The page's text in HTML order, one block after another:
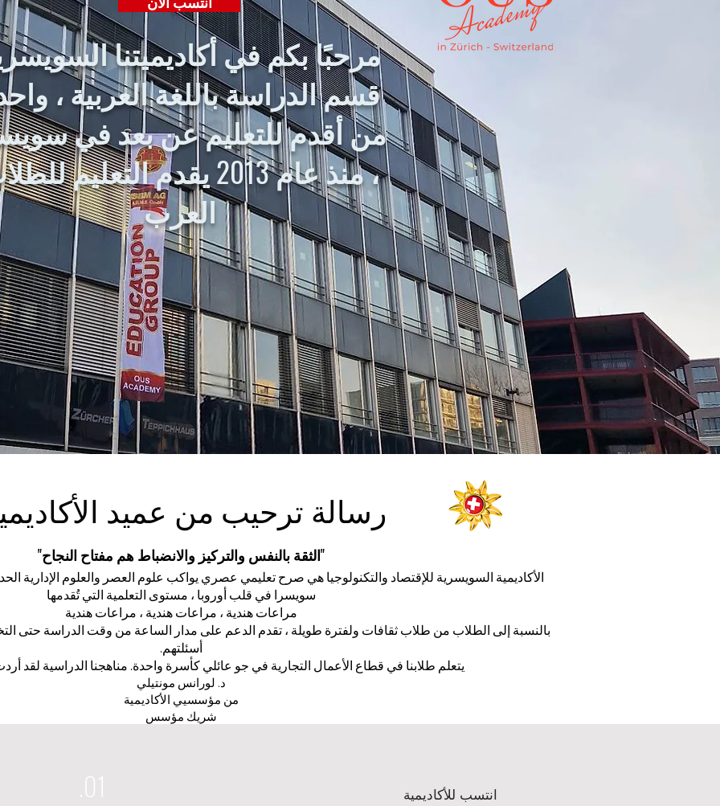
مرحبًا بكم في أكاديميتنا
قسم الدراسة باللغة العربية ،
من أقدم للتعليم عن بعد في
، منذ عام 2013 يقدم التعليم
العرب
رسالة ترحيب من عميد
"الثقة بالنفس والتركيز والانضباط هم مفتاح النجاح"
الأكاديمية السويسرية للإقتصاد والتكنولوجيا هي صرح تعليمي عصري يواكب علوم العصر والعلوم الإدارية
سويسرا في قلب أوروبا ، مستوى التعلمية التي تُقدمها
مراعات هندية ، مراعات هندية ، مراعات هندية
بالنسبة إلى الطلاب من طلاب ثقافات ولفترة طويلة ، تقدم الدعم على مدار الساعة من وقت الدراسة حتى
أسئلتهم.
يتعلم طلابنا في قطاع الأعمال التجارية في جو عائلي كأسرة واحدة. مناهجنا الدراسية لقد
د. لورانس مونتيلي
من مؤسسيي الأكاديمية
شريك مؤسس
01.
انتسب للأكاديمية